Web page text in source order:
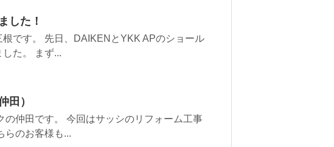
した！
です。 先日、DAIKENとYKK APのショール
た。 まず...
田）
の仲田です。 今回はサッシのリフォーム工事
らのお客様も...